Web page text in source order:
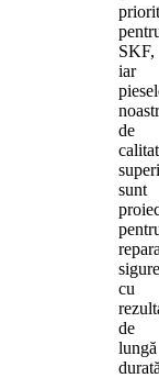
SKF,
iar
de
sunt
cu
de
lungă